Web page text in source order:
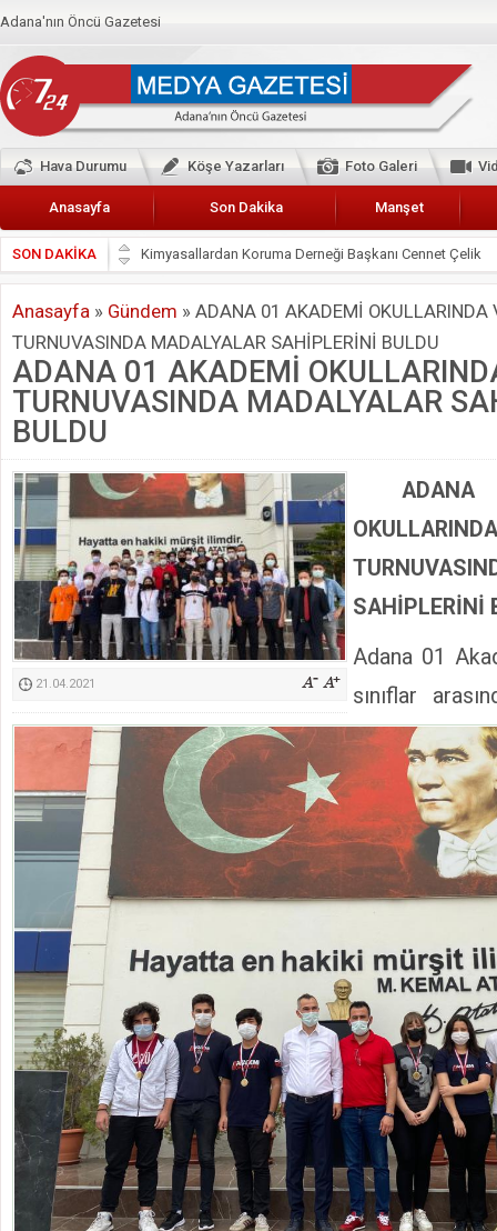
Adana'nın Öncü Gazetesi
Hava Durumu Köşe Yazarları Foto Galeri
Anasayfa Son Dakika Manşet
SON DAKİKA
Başkan Güler’den Başkan Karalar’a hizmet çağrısı
Lokantacılar ve Kebapçılar Esnaf Odası Başkanı Şefik
Hak-İş Abdurrahman Yücel
HDP İL BİNASININ ÖNÜNDE ANNELER TARİH
CEYHAN TİCARET ODASI
İyi Parti Yüreğir İlçe Başkanı Enis Akyürek
Kimyasallardan Koruma Derneği Başkanı Cennet Çelik
Anasayfa » Gündem » ADANA 01 AKADEMİ OKULLARINDA
TURNUVASINDA MADALYALAR SAHİPLERİNİ BULDU
ADANA 01 AKADEMİ
TURNUVASINDA MADALYALAR
BULDU
21.04.2021
SAHİPLERİNİ
Adana 01
sınıflar